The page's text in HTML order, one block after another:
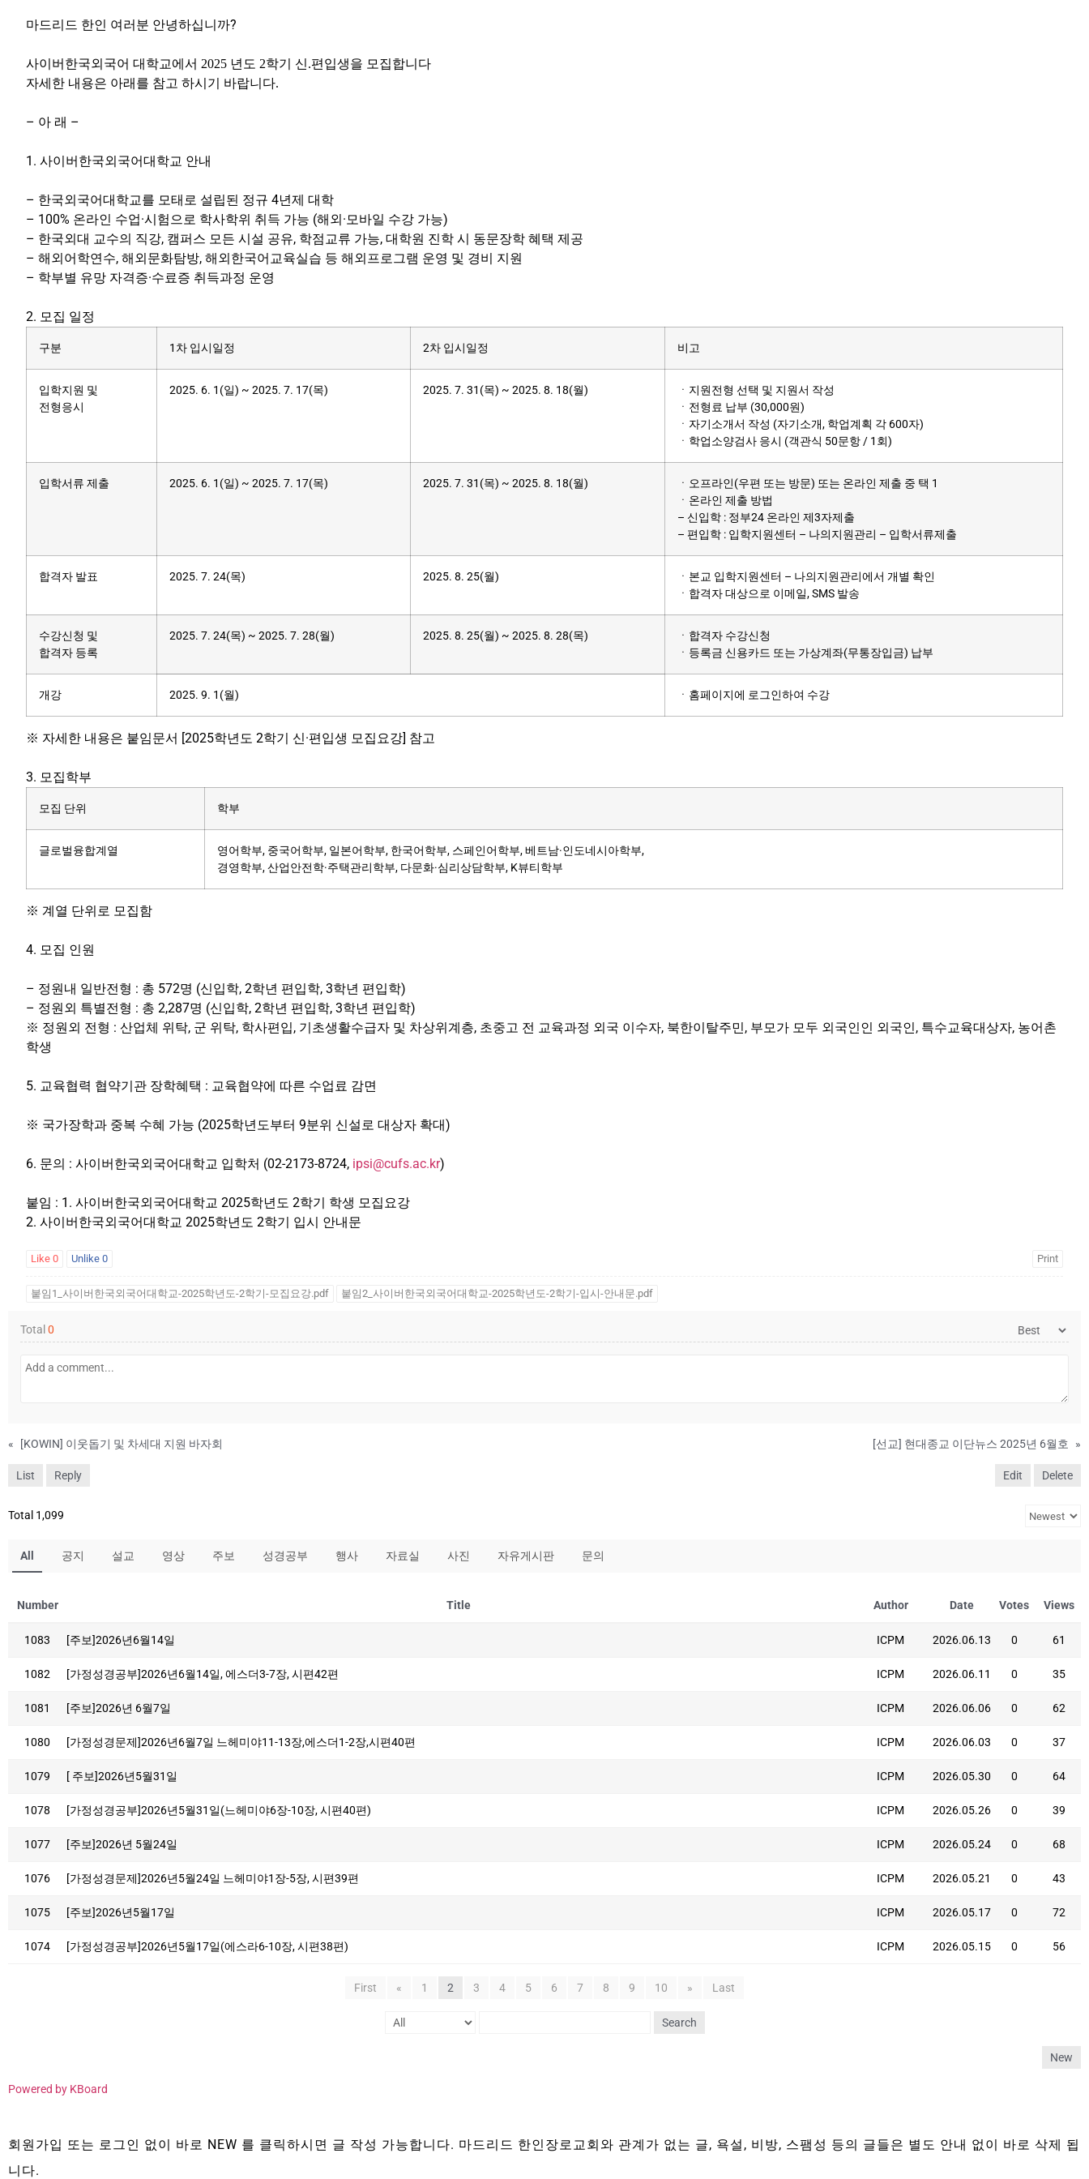
마드리드 한인 여러분 안녕하십니까?
사이버한국외국어 대학교에서 2025 년도 2학기 신.편입생을 모집합니다
자세한 내용은 아래를 참고 하시기 바랍니다.
– 아 래 –
1. 사이버한국외국어대학교 안내
– 한국외국어대학교를 모태로 설립된 정규 4년제 대학
– 100% 온라인 수업·시험으로 학사학위 취득 가능 (해외·모바일 수강 가능)
– 한국외대 교수의 직강, 캠퍼스 모든 시설 공유, 학점교류 가능, 대학원 진학 시 동문장학 혜택 제공
– 해외어학연수, 해외문화탐방, 해외한국어교육실습 등 해외프로그램 운영 및 경비 지원
– 학부별 유망 자격증·수료증 취득과정 운영
2. 모집 일정
구분 1차 입시일정 2차 입시일정 비고
입학지원 및
전형응시
2025. 6. 1(일) ~ 2025. 7. 17(목) 2025. 7. 31(목) ~ 2025. 8. 18(월)
ㆍ지원전형 선택 및 지원서 작성
ㆍ전형료 납부 (30,000원)
ㆍ자기소개서 작성 (자기소개, 학업계획 각 600자)
ㆍ학업소양검사 응시 (객관식 50문항 / 1회)
입학서류 제출 2025. 6. 1(일) ~ 2025. 7. 17(목) 2025. 7. 31(목) ~ 2025. 8. 18(월)
ㆍ오프라인(우편 또는 방문) 또는 온라인 제출 중 택 1
ㆍ온라인 제출 방법
– 신입학 : 정부24 온라인 제3자제출
– 편입학 : 입학지원센터 – 나의지원관리 – 입학서류제출
합격자 발표 2025. 7. 24(목) 2025. 8. 25(월)
ㆍ본교 입학지원센터 – 나의지원관리에서 개별 확인
ㆍ합격자 대상으로 이메일, SMS 발송
수강신청 및
합격자 등록
2025. 7. 24(목) ~ 2025. 7. 28(월) 2025. 8. 25(월) ~ 2025. 8. 28(목)
ㆍ합격자 수강신청
ㆍ등록금 신용카드 또는 가상계좌(무통장입금) 납부
개강 2025. 9. 1(월) ㆍ홈페이지에 로그인하여 수강
※ 자세한 내용은 붙임문서 [2025학년도 2학기 신·편입생 모집요강] 참고
3. 모집학부
모집 단위 학부
글로벌융합계열
영어학부, 중국어학부, 일본어학부, 한국어학부, 스페인어학부, 베트남·인도네시아학부,
경영학부, 산업안전학·주택관리학부, 다문화·심리상담학부, K뷰티학부
※ 계열 단위로 모집함
4. 모집 인원
– 정원내 일반전형 : 총 572명 (신입학, 2학년 편입학, 3학년 편입학)
– 정원외 특별전형 : 총 2,287명 (신입학, 2학년 편입학, 3학년 편입학)
※ 정원외 전형 : 산업체 위탁, 군 위탁, 학사편입, 기초생활수급자 및 차상위계층, 초중고 전 교육과정 외국 이수자, 북한이탈주민, 부모가 모두 외국인인 외국인, 특수교육대상자, 농어촌
학생
5. 교육협력 협약기관 장학혜택 : 교육협약에 따른 수업료 감면
※ 국가장학과 중복 수혜 가능 (2025학년도부터 9분위 신설로 대상자 확대)
6. 문의 : 사이버한국외국어대학교 입학처 (02-2173-8724, ipsi@cufs.ac.kr)
붙임 : 1. 사이버한국외국어대학교 2025학년도 2학기 학생 모집요강
2. 사이버한국외국어대학교 2025학년도 2학기 입시 안내문
Like 0 Unlike 0 Print
붙임1_사이버한국외국어대학교-2025학년도-2학기-모집요강.pdf 붙임2_사이버한국외국어대학교-2025학년도-2학기-입시-안내문.pdf
Total 0
« [KOWIN] 이웃돕기 및 차세대 지원 바자회 [선교] 현대종교 이단뉴스 2025년 6월호 »
List Reply Edit Delete
Total 1,099
All 공지 설교 영상 주보 성경공부 행사 자료실 사진 자유게시판 문의
Number Title Author Date Votes Views
1083 [주보]2026년6월14일 ICPM 2026.06.13 0 61
1082 [가정성경공부]2026년6월14일, 에스더3-7장, 시편42편 ICPM 2026.06.11 0 35
1081 [주보]2026년 6월7일 ICPM 2026.06.06 0 62
1080 [가정성경문제]2026년6월7일 느헤미야11-13장,에스더1-2장,시편40편 ICPM 2026.06.03 0 37
1079 [ 주보]2026년5월31일 ICPM 2026.05.30 0 64
1078 [가정성경공부]2026년5월31일(느헤미야6장-10장, 시편40편) ICPM 2026.05.26 0 39
1077 [주보]2026년 5월24일 ICPM 2026.05.24 0 68
1076 [가정성경문제]2026년5월24일 느헤미야1장-5장, 시편39편 ICPM 2026.05.21 0 43
1075 [주보]2026년5월17일 ICPM 2026.05.17 0 72
1074 [가정성경공부]2026년5월17일(에스라6-10장, 시편38편) ICPM 2026.05.15 0 56
First « 1 2 3 4 5 6 7 8 9 10 » Last
Search
New
Powered by KBoard
회원가입 또는 로그인 없이 바로 NEW 를 클릭하시면 글 작성 가능합니다. 마드리드 한인장로교회와 관계가 없는 글, 욕설, 비방, 스팸성 등의 글들은 별도 안내 없이 바로 삭제 됩
니다.